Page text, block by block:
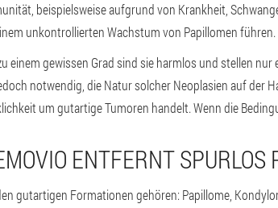
beispielsweise aufgrund von Krankheit,
unkontrollierten Wachstum von Papillomen führen.
einem gewissen Grad sind sie harmlos und stellen
notwendig, die Natur solcher Neoplasien auf der
um gutartige Tumoren handelt. Wenn die
ENTFERNT SPURLOS
gutartigen Formationen gehören: Papillome,